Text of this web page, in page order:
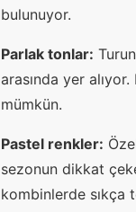
bulunuyor.
Parlak tonlar:
arasında yer
mümkün.
Pastel renkler:
sezonun dikkat
kombinlerde sıkça